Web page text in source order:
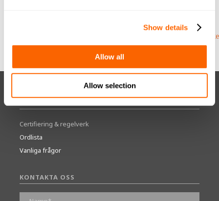
Show details
Allow all
Allow selection
Products/ctl/Detail/mid/1054/cid/JACOBI_CARBONS_INC/sid/54/
Certifiering & regelverk
Ordlista
Vanliga frågor
KONTAKTA OSS